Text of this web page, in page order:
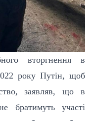
вторгнення в
року Путін, щоб
заявляв, що в
братимуть участі